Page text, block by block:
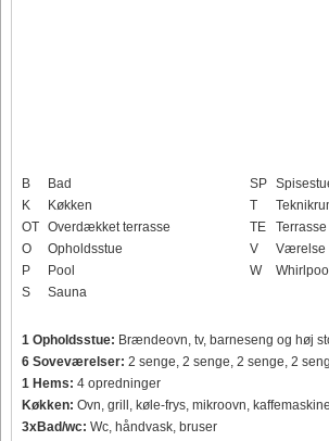
B
Bad
K
Køkken
OT Overdækket terrasse
O
Opholdsstue
P
Pool
S
Sauna
SP
T
TE
Terrasse
V
Værelse
W
1 Opholdsstue: Brændeovn, tv, barneseng og høj
6 Soveværelser: 2 senge, 2 senge, 2 senge, 2
1 Hems: 4 opredninger
Køkken: Ovn, grill, køle-frys, mikroovn,
3xBad/wc: Wc, håndvask, bruser